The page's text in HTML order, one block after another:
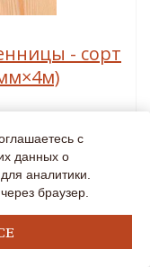
- сорт
мм
мм
4,0 м
с
данных о
аналитики.
браузер.